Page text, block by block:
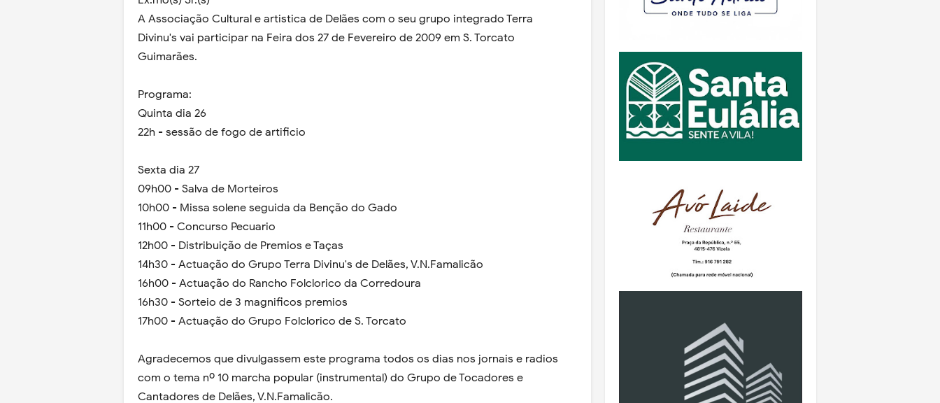
A Associação Cultural e artistica de Delães com o seu grupo integrado Terra
Divinu's vai participar na Feira dos 27 de Fevereiro de 2009 em S. Torcato
Guimarães.
Programa:
Quinta dia 26
22h - sessão de fogo de artificio
Sexta dia 27
09h00 - Salva de Morteiros
10h00 - Missa solene seguida da Benção do Gado
11h00 - Concurso Pecuario
12h00 - Distribuição de Premios e Taças
14h30 - Actuação do Grupo Terra Divinu's de Delães, V.N.Famalicão
16h00 - Actuação do Rancho Folclorico da Corredoura
16h30 - Sorteio de 3 magnificos premios
17h00 - Actuação do Grupo Folclorico de S. Torcato
Agradecemos que divulgassem este programa todos os dias nos jornais e radios
com o tema nº 10 marcha popular (instrumental) do Grupo de Tocadores e
Cantadores de Delães, V.N.Famalicão.